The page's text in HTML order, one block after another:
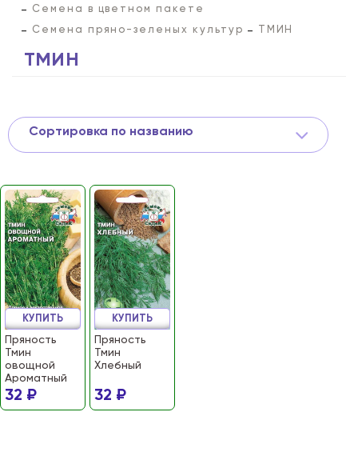
Семена в цветном пакете
Семена пряно-зеленых культур
ТМИН
ТМИН
Сортировка по названию
Пряность
Тмин
овощной
Ароматный
32 ₽
КУПИТЬ
Пряность
Тмин
Хлебный
32 ₽
КУПИТЬ